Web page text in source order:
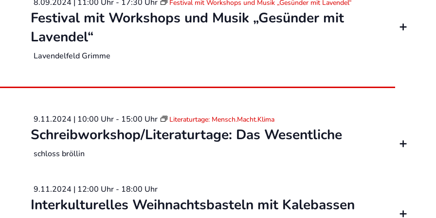
Festival mit Workshops und Musik „Gesünder mit
Lavendel“
8.09.2024 | 11:00 Uhr- 17:30 Uhr Festival mit Workshops und Musik „Gesünder mit Lavendel“
Lavendelfeld Grimme
Schreibworkshop/Literaturtage: Das Wesentliche
9.11.2024 | 10:00 Uhr- 15:00 Uhr Literaturtage: Mensch.Macht.Klima
schloss bröllin
Interkulturelles Weihnachtsbasteln mit Kalebassen
9.11.2024 | 12:00 Uhr- 18:00 Uhr